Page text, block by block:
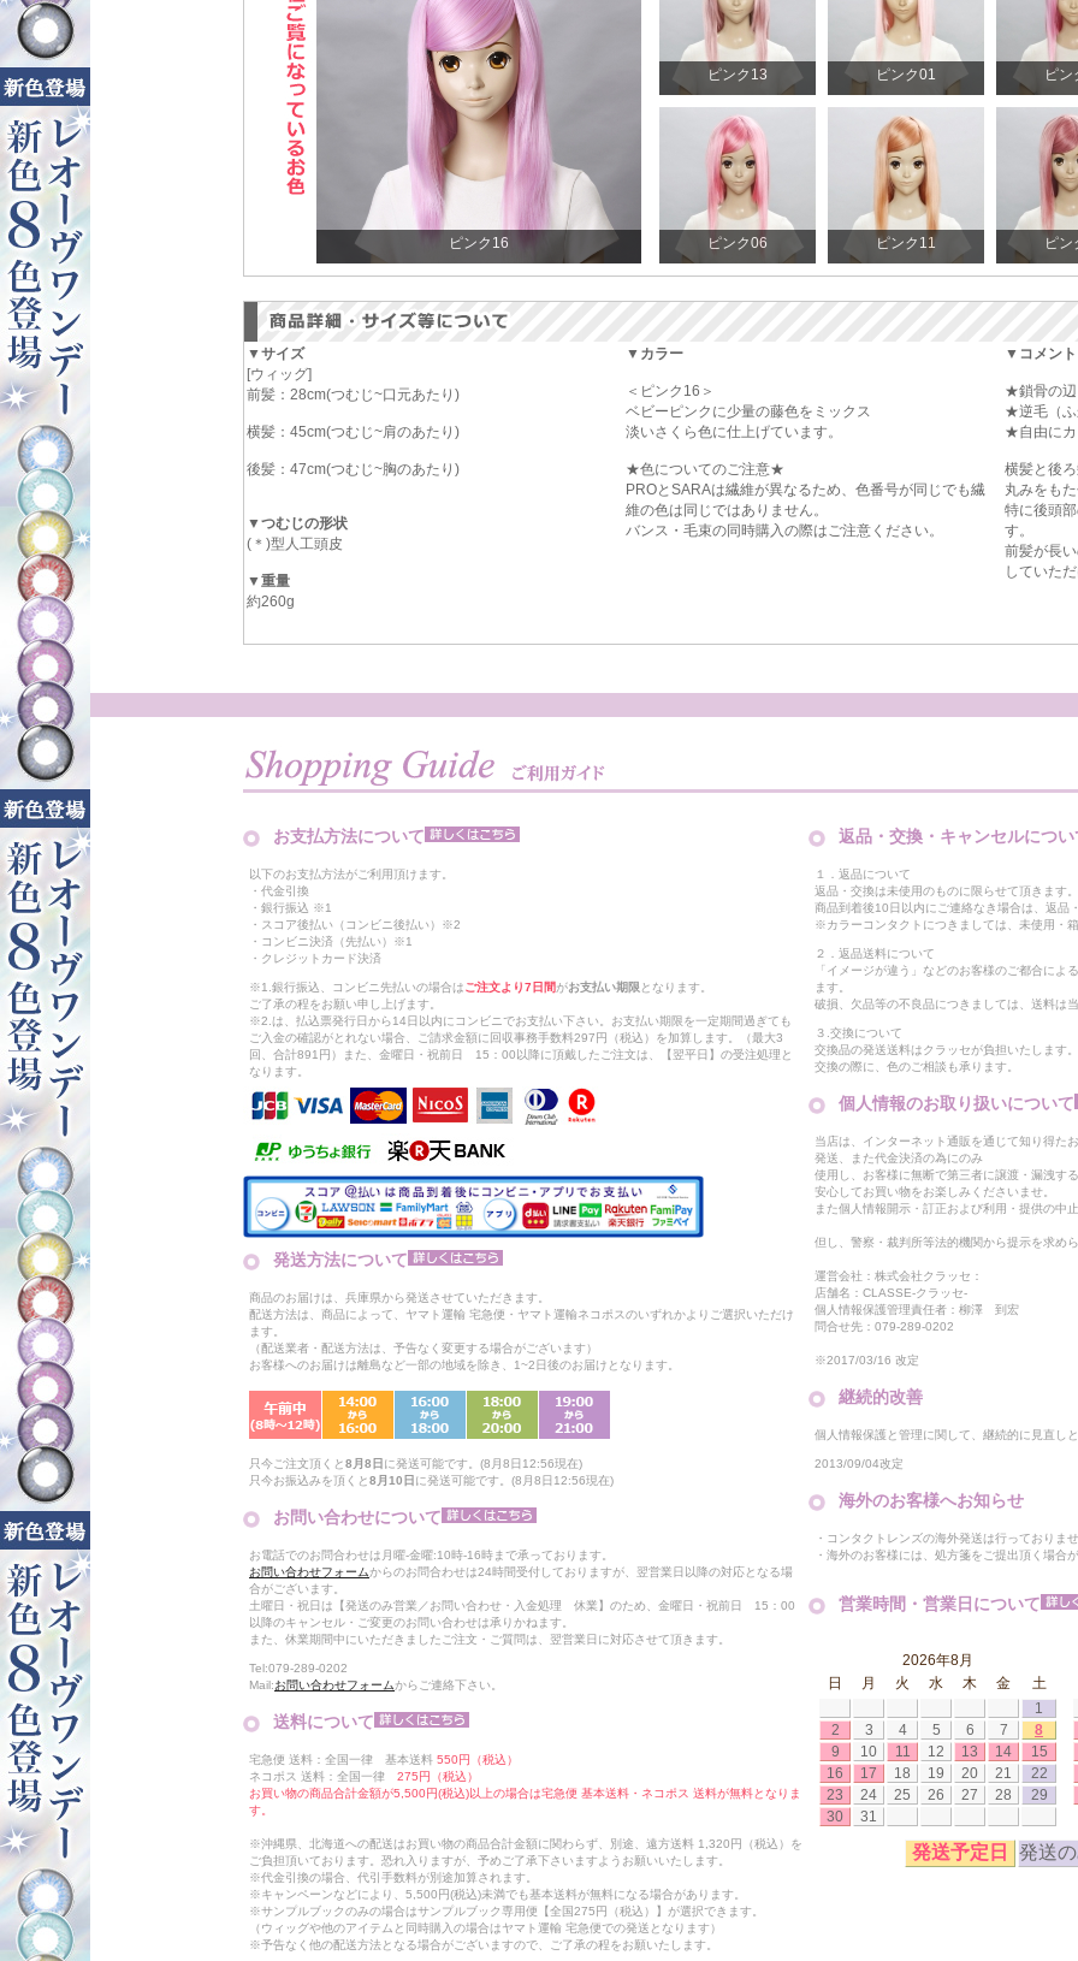
ピンク16
ピンク13 ピンク01 ピン
ピンク06 ピンク11 ピン
▼サイズ
[ウィッグ]
前髪：28cm(つむじ~口元あたり)
横髪：45cm(つむじ~肩のあたり)
後髪：47cm(つむじ~胸のあたり)
▼つむじの形状
(＊)型人工頭皮
▼重量
約260g
▼カラー
＜ピンク16＞
ベビーピンクに少量の藤色をミックス
淡いさくら色に仕上げています。
★色についてのご注意★
PROとSARAは繊維が異なるため、色番号が同じでも繊
維の色は同じではありません。
バンス・毛束の同時購入の際はご注意ください。
▼コメント
★鎖骨の辺
★逆毛（ふ
★自由にカ
横髪と後
丸みをもた
特に後頭
す。
前髪が長
していただ
お支払方法について
以下のお支払方法がご利用頂けます。
・代金引換
・銀行振込 ※1
・スコア後払い（コンビニ後払い）※2
・コンビニ決済（先払い）※1
・クレジットカード決済
※1.銀行振込、コンビニ先払いの場合はご注文より7日間がお支払い期限 となります。
ご了承の程をお願い申し上げます。
※2.は、払込票発行日から14日以内にコンビニでお支払い下さい。お支払い期限を一定期間過ぎても
ご入金の確認がとれない場合、ご請求金額に回収事務手数料297円（税込）を加算します。（最大3
回、合計891円）また、金曜日・祝前日 15：00以降に頂戴したご注文は、【翌平日】の受注処理と
なります。
発送方法について
商品のお届けは、兵庫県から発送させていただきます。
配送方法は、商品によって、ヤマト運輸 宅急便・ヤマト運輸ネコポスのいずれかよりご選択いただけ
ます。
（配送業者・配送方法は、予告なく変更する場合がございます）
お客様へのお届けは離島など一部の地域を除き、1~2日後のお届けとなります。
只今ご注文頂くと8月8日 に発送可能です。(8月8日12:56現在)
只今お振込みを頂くと8月10日 に発送可能です。(8月8日12:56現在)
お問い合わせについて
お電話でのお問合わせは月曜-金曜:10時-16時まで承っております。
お問い合わせフォームからのお問合わせは24時間受付しておりますが、翌営業日以降の対応となる場
合がございます。
土曜日・祝日は【発送のみ営業／お問い合わせ・入金処理 休業】のため、金曜日・祝前日 15：00
以降のキャンセル・ご変更のお問い合わせは承りかねます。
また、休業期間中にいただきましたご注文・ご質問は、翌営業日に対応させて頂きます。
Tel:079-289-0202
Mail:お問い合わせフォームからご連絡下さい。
送料について
宅急便 送料：全国一律 基本送料 550円（税込）
ネコポス 送料：全国一律 275円（税込）
お買い物の商品合計金額が5,500円(税込)以上の場合は宅急便 基本送料・ネコポス 送料が無料となりま
す。
※沖縄県、北海道への配送はお買い物の商品合計金額に関わらず、別途、遠方送料 1,320円（税込）を
ご負担頂いております。恐れ入りますが、予めご了承下さいますようお願いいたします。
※代金引換の場合、代引手数料が別途加算されます。
※キャンペーンなどにより、5,500円(税込)未満でも基本送料が無料になる場合があります。
※サンプルブックのみの場合はサンプルブック専用便【全国275円（税込）】が選択できます。
（ウィッグや他のアイテムと同時購入の場合はヤマト運輸 宅急便での発送となります）
※予告なく他の配送方法となる場合がございますので、ご了承の程をお願いたします。
返品・交換・キャンセルについ
１．返品について
返品・交換は未使用のものに限らせて頂きます。
商品到着後10日以内にご連絡なき場合は、返品
※カラーコンタクトにつきましては、未使用・
２．返品送料について
「イメージが違う」などのお客様のご都合によ
ます。
破損、欠品等の不良品につきましては、送料は
３.交換について
交換品の発送送料はクラッセが負担いたします
交換の際に、色のご相談も承ります。
個人情報のお取り扱いについて
当店は、インターネット通販を通じて知り得た
発送、また代金決済の為にのみ
使用し、お客様に無断で第三者に譲渡・漏洩す
安心してお買い物をお楽しみくださいませ。
また個人情報開示・訂正および利用・提供の中
但し、警察・裁判所等法的機関から提示を求め
運営会社：株式会社クラッセ：
店舗名：CLASSE-クラッセ-
個人情報保護管理責任者：柳澤 到宏
問合せ先：079-289-0202
※2017/03/16 改定
継続的改善
個人情報保護と管理に関して、継続的に見直し
2013/09/04改定
海外のお客様へお知らせ
・コンタクトレンズの海外発送は行っておりませ
・海外のお客様には、処方箋をご提出頂く場合
営業時間・営業日について
2026年8月
日
月 火 水 木 金
土
1
2
3 4 5 6 7
8
9
10 11 12 13 14
15
16
17 18 19 20 21
22
23
24 25 26 27 28
29
30
31
発送予定日 発送